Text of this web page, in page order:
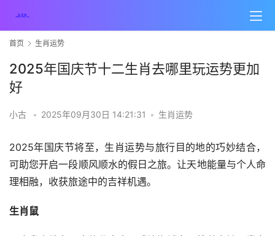
首页 生肖运势
2025年国庆节十二生肖去哪里玩运势更加
好
小古 • 2025年09月30日 14:21:31 • 生肖运势
2025年国庆节将至，生肖运势与旅行目的地的巧妙结合，
可助您开启一段顺风顺水的假日之旅。让天地能量与个人命
理相融，收获旅途中的吉祥机遇。
生肖鼠